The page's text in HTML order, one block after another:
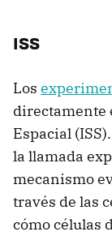
ISS
Los
directamente
Espacial
la llamada
mecanismo
través de las
cómo células